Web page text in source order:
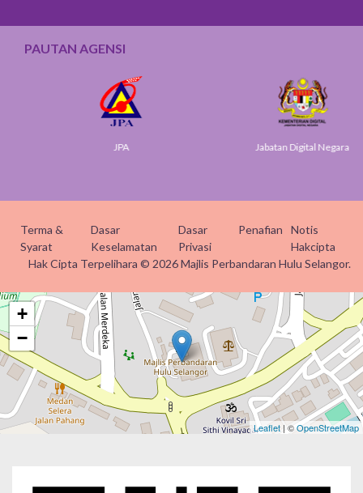
PAUTAN AGENSI
Jabatan Digital Negara
Terma &
Syarat
Dasar
Keselamatan
Dasar
Privasi
Penafian
Notis
Hakcipta
Hak Cipta Terpelihara © 2026 Majlis Perbandaran Hulu Selangor.
+
−
Leaflet | ©OpenStreetMap